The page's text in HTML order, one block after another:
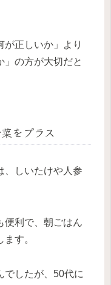
が正しいか」より
」の方が大切だと
をプラス
、しいたけや人参
便利で、朝ごはん
す。
でしたが、50代に